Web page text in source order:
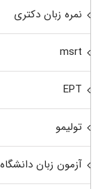
نمره زبان دکتری
msrt
EPT
تولیمو
آزمون زبان